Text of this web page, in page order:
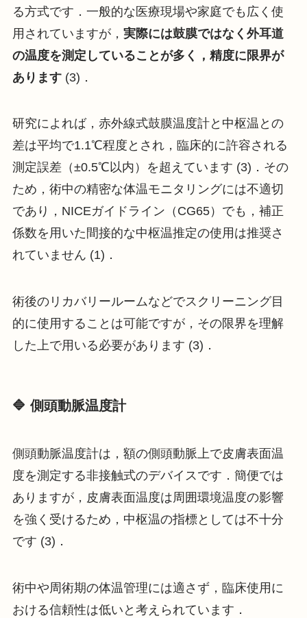
る方式です．一般的な医療現場や家庭でも広く使
用されていますが， 実際には鼓膜ではなく外耳道
の温度を測定していることが多く，精度に限界が
あります(3)．
研究によれば，赤外線式鼓膜温度計と中枢温との
差は平均で1.1℃程度とされ，臨床的に許容される
測定誤差（±0.5℃以内）を超えています (3)．その
ため，術中の精密な体温モニタリングには不適切
であり，NICEガイドライン（CG65）でも，補正
係数を用いた間接的な中枢温推定の使用は推奨さ
れていません (1)．
術後のリカバリールームなどでスクリーニング目
的に使用することは可能ですが，その限界を理解
した上で用いる必要があります (3)．
🔷 側頭動脈温度計
側頭動脈温度計は，額の側頭動脈上で皮膚表面温
度を測定する非接触式のデバイスです．簡便では
ありますが，皮膚表面温度は周囲環境温度の影響
を強く受けるため，中枢温の指標としては不十分
です (3)．
術中や周術期の体温管理には適さず，臨床使用に
おける信頼性は低いと考えられています．